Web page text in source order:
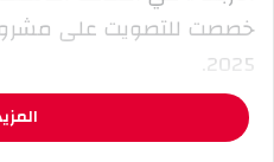
ن
ي
خصصت للتصويت على مشروع
2025.